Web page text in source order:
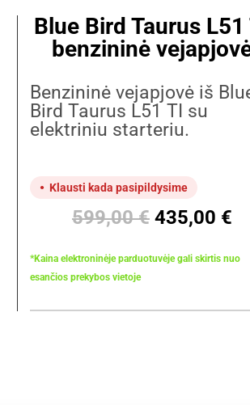
Blue Bird Taurus L51
benzininė
Benzininė vejapjovė iš
Bird Taurus L51 TI su
elektriniu starteriu.
Klausti kada pasipildysime
599,00€ Original
was:
435,00 €
is:
*Kaina elektroninėje parduotuvėje gali skirtis nuo
esančios prekybos vietoje